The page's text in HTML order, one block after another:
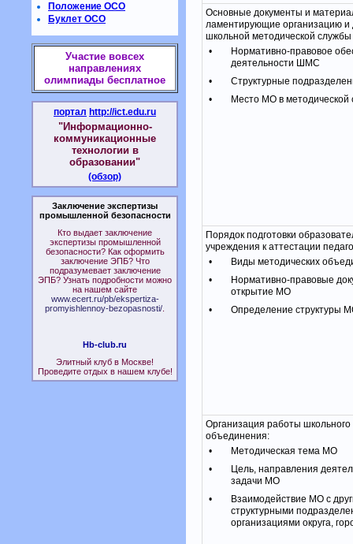
Основные документы и
ламентирующие организацию и
школьной методической
•
Нормативно-правовое
деятельности ШМС
•
Структурные
•
Место МО в
Порядок подготовки
учреждения к аттестации
•
Виды методических
•
Нормативно-правовые
открытие МО
•
Определение структуры
Организация работы школьного
объединения:
•
Методическая тема МО
•
Цель, направления
задачи МО
•
Взаимодействие МО с
структурными
организациями округа,
Положение ОСО
Буклет ОСО
Участие вовсех
направлениях
олимпиады бесплатное
портал http://ict.edu.ru
"Информационно-
коммуникационные
технологии в
образовании"
(обзор)
Заключение экспертизы
промышленной безопасности
Кто выдает заключение
экспертизы промышленной
безопасности? Как оформить
заключение ЭПБ? Что
подразумевает заключение
ЭПБ? Узнать подробности можно
на нашем сайте
www.ecert.ru/pb/ekspertiza-
promyishlennoy-bezopasnosti/
Hb-club.ru
Элитный клуб в Москве!
Проведите отдых в нашем клубе!